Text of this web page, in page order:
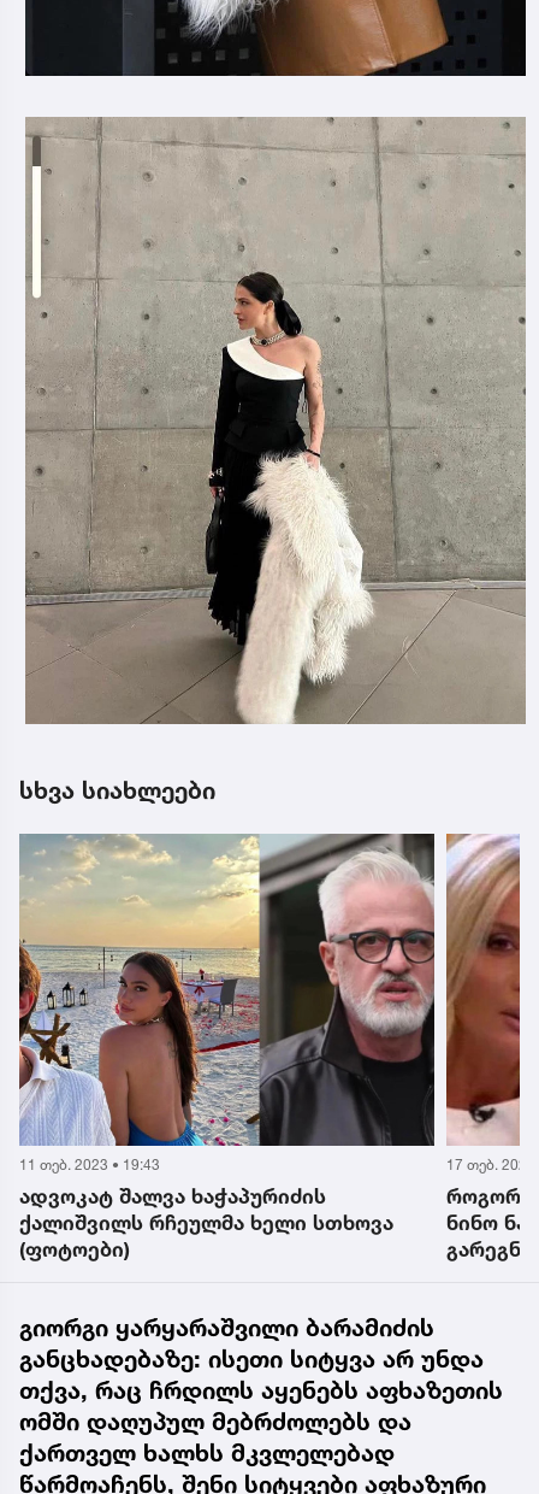
სხვა სიახლეები
11 თებ. 2023 • 19:43
ადვოკატ შალვა ხაჭაპურიძის
ქალიშვილს რჩეულმა ხელი სთხოვა
(ფოტოები)
17 თებ. 2023
როგორ
ნინო
გიორგი ყარყარაშვილი ბარამიძის
განცხადებაზე: ისეთი სიტყვა არ უნდა
თქვა, რაც ჩრდილს აყენებს აფხაზეთის
ომში დაღუპულ მებრძოლებს და
ქართველ ხალხს მკვლელებად
წარმოაჩენს, შენი სიტყვები აფხაზური